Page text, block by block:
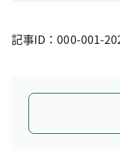
記事ID：000-001-